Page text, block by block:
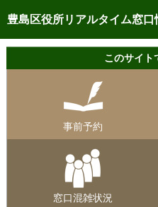
豊島区役所リアルタイム窓口
トップページへ
ご利用方法
予約状況確認
リアルタイム
このサイト
事前予約
窓口混雑状況